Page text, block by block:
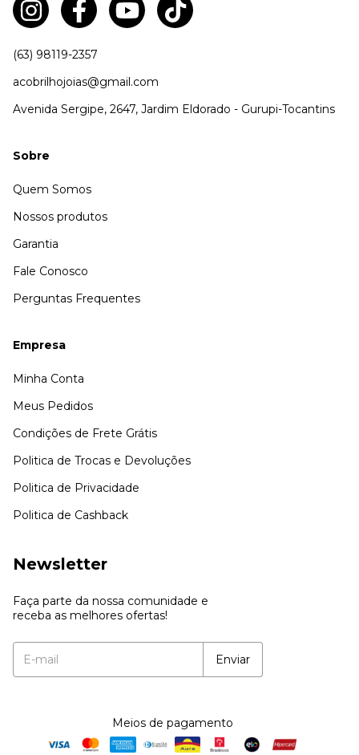
(63) 98119-2357
acobrilhojoias@gmail.com
Avenida Sergipe, 2647, Jardim Eldorado - Gurupi-Tocantins
Sobre
Quem Somos
Nossos produtos
Garantia
Fale Conosco
Perguntas Frequentes
Empresa
Minha Conta
Meus Pedidos
Condições de Frete Grátis
Politica de Trocas e Devoluções
Politica de Privacidade
Politica de Cashback
Newsletter
Faça parte da nossa comunidade e
receba as melhores ofertas!
Meios de pagamento